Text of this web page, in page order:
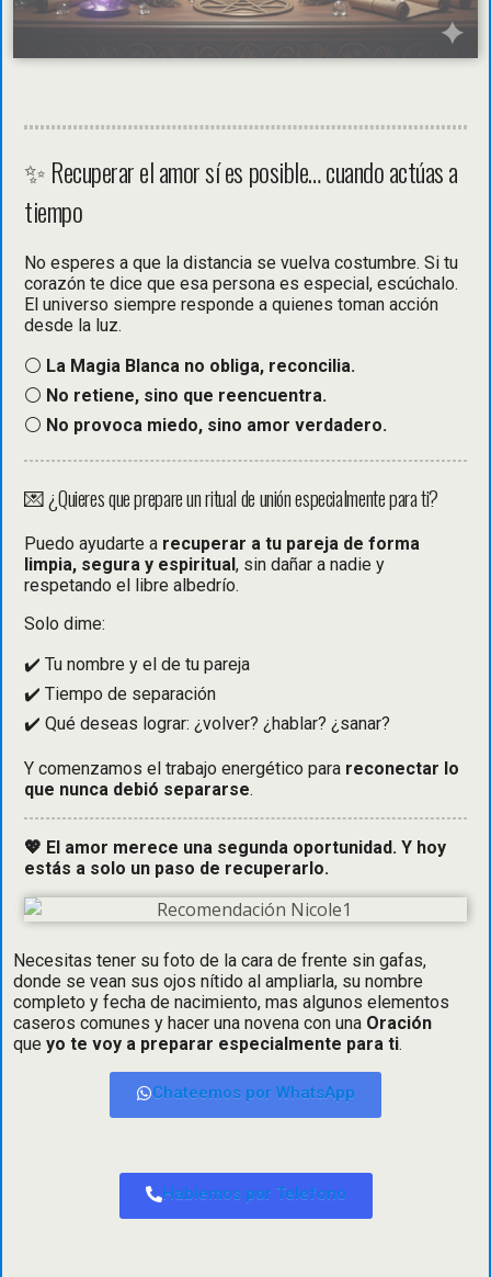
✨ Recuperar el amor sí es posible… cuando actúas a
tiempo
No esperes a que la distancia se vuelva costumbre. Si tu
corazón te dice que esa persona es especial, escúchalo.
El universo siempre responde a quienes toman acción
desde la luz.
⚪ La Magia Blanca no obliga, reconcilia.
⚪ No retiene, sino que reencuentra.
⚪ No provoca miedo, sino amor verdadero.
💌 ¿Quieres que prepare un ritual de unión especialmente para ti?
Puedo ayudarte a recuperar a tu pareja de forma
limpia, segura y espiritual, sin dañar a nadie y
respetando el libre albedrío.
Solo dime:
✔️ Tu nombre y el de tu pareja
✔️ Tiempo de separación
✔️ Qué deseas lograr: ¿volver? ¿hablar? ¿sanar?
Y comenzamos el trabajo energético para reconectar lo
que nunca debió separarse.
💖 El amor merece una segunda oportunidad. Y hoy
estás a solo un paso de recuperarlo.
Necesitas tener su foto de la cara de frente sin gafas,
donde se vean sus ojos nítido al ampliarla, su nombre
completo y fecha de nacimiento, mas algunos elementos
caseros comunes y hacer una novena con una Oración
que yo te voy a preparar especialmente para ti.
Chateemos por WhatsApp
Hablemos por Telefono